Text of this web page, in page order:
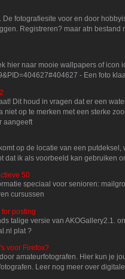
fotografiesite voor en door
Registreren? maar atn bestand
hier naar mooie wallpapers of icon
- Een foto
Dit houd in vragen dat er een
op te merken met een sterke
aangeeft
op de locatie van een
dat ik als voorbeeld kan gebruiken
50
speciaal voor senioren:
cursussen
posting
talige versie van AKOGallery2.1.
plat ?
voor Firefox?
amateurfotografen. Hier kun je
Leer nog meer over